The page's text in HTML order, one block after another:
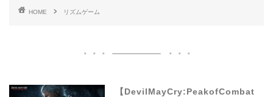
HOME リズムゲーム
【DevilMayCry:PeakofCombat